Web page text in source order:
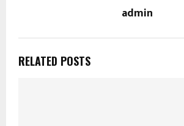
admin
RELATED POSTS